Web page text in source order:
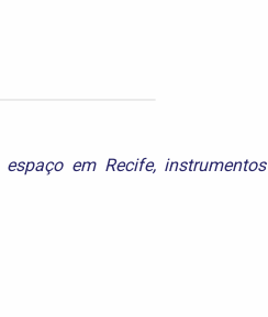
espaço em Recife, instrumentos